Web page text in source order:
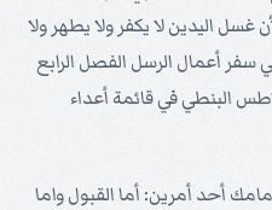
اليدين لا يكفر ولا يطهر ولا
أعمال الرسل الفصل الرابع
البنطي في قائمة أعداء
أحد أمرين: أما القبول واما